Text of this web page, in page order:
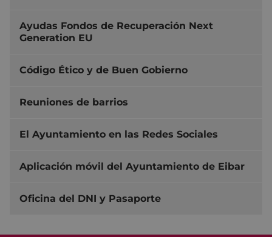
Ayudas Fondos de Recuperación Next
Generation EU
Código Ético y de Buen Gobierno
Reuniones de barrios
El Ayuntamiento en las Redes Sociales
Aplicación móvil del Ayuntamiento de Eibar
Oficina del DNI y Pasaporte